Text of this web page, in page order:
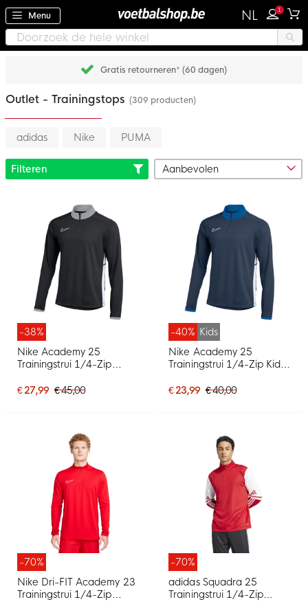
Menu NL 1
Gratis retourneren* (60 dagen)
Outlet - Trainingstops (309 producten)
adidas Nike PUMA
Filteren
-38%
Nike Academy 25
Trainingstrui 1/4-Zip
€ 27,99 € 45,00
-40% Kids
Nike Academy 25
Trainingstrui 1/4-Zip Kids
€ 23,99 € 40,00
-70%
Nike Dri-FIT Academy 23
Trainingstrui 1/4-Zip
-70%
adidas Squadra 25
Trainingstrui 1/4-Zip